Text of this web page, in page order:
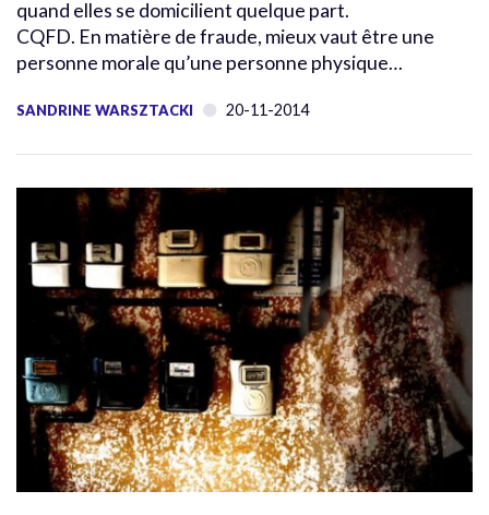
quand elles se domicilient quelque part.
CQFD. En matière de fraude, mieux vaut être une
personne morale qu’une personne physique…
SANDRINE WARSZTACKI 20-11-2014